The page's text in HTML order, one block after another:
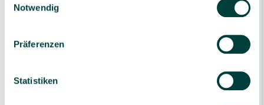
schutz­erklärung
Notwendig
Präferenzen
StatistikenHandspülmittel Spülfix (Reinex), 1l